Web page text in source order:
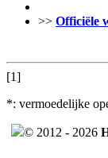
>> Officiële
[1]
*: vermoedelijke
© 2012 - 2026